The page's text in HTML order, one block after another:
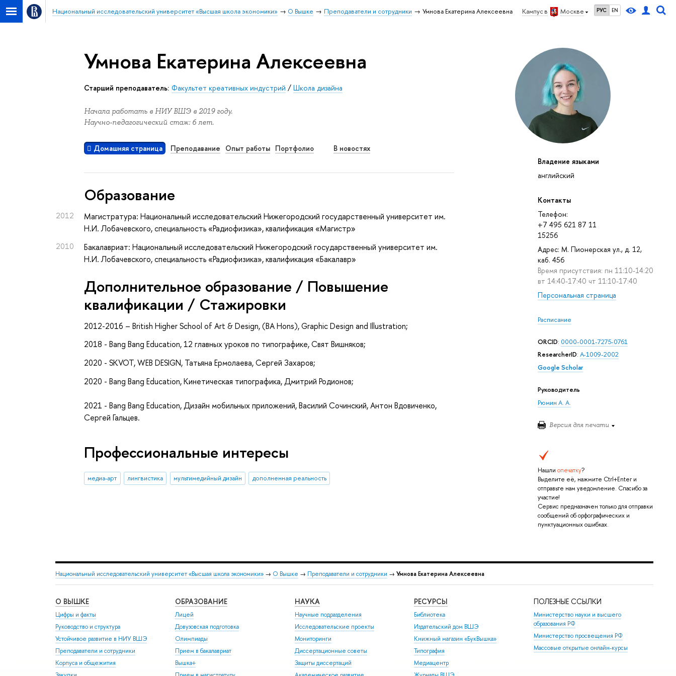
Кампус в Москве РУС EN
Национальный исследовательский университет «Высшая школа экономики» О Вышке Преподаватели и сотрудники Умнова Екатерина Алексеевна
Владение языками
английский
Контакты
Телефон:
+7 495 621 87 11
15256
Адрес: М. Пионерская ул., д. 12,
каб. 456
Время присутствия: пн 11:10-14:20
вт 14:40-17:40 чт 11:10-17:40
Персональная страница
Расписание
ORCID: 0000-0001-7275-0761
ResearcherID: A-1009-2002
Google Scholar
Руководитель
Рюмин А. А.
Версия для печати
Нашли опечатку?
Выделите её, нажмите Ctrl+Enter и
отправьте нам уведомление. Спасибо за
участие!
Сервис предназначен только для отправки
сообщений об орфографических и
пунктуационных ошибках.
Умнова Екатерина Алексеевна
Старший преподаватель: Факультет креативных индустрий /Школа дизайна
Начала работать в НИУ ВШЭ в 2019 году.
Научно-педагогический стаж: 6 лет.
Домашняя страница Преподавание Опыт работы Портфолио В новостях
Oбразование
2012
Магистратура: Национальный исследовательский Нижегородский государственный университет им.
Н.И. Лобачевского, специальность «Радиофизика», квалификация «Магистр»
2010
Бакалавриат: Национальный исследовательский Нижегородский государственный университет им.
Н.И. Лобачевского, специальность «Радиофизика», квалификация «Бакалавр»
Дополнительное образование / Повышение
квалификации / Стажировки
2012-2016 – British Higher School of Art & Design, (BA Hons), Graphic Design and Illustration;
2018 - Bang Bang Education, 12 главных уроков по типографике, Свят Вишняков;
2020 - SKVOT, WEB DESIGN, Татьяна Ермолаева, Сергей Захаров;
2020 - Bang Bang Education, Кинетическая типографика, Дмитрий Родионов;
2021 - Bang Bang Education, Дизайн мобильных приложений, Василий Сочинский, Антон Вдовиченко,
Сергей Гальцев.
Профессиональные интересы
медиа-арт лингвистика мультимедийный дизайн дополненная реальность
Национальный исследовательский университет «Высшая школа экономики» → О Вышке → Преподаватели и сотрудники → Умнова Екатерина Алексеевна
О ВЫШКЕ
Цифры и факты
Руководство и структура
Устойчивое развитие в НИУ ВШЭ
Преподаватели и сотрудники
Корпуса и общежития
ОБРАЗОВАНИЕ
Лицей
Довузовская подготовка
Олимпиады
Прием в бакалавриат
Вышка+
НАУКА
Научные подразделения
Исследовательские проекты
Мониторинги
Диссертационные советы
Защиты диссертаций
РЕСУРСЫ
Библиотека
Издательский дом ВШЭ
Книжный магазин «БукВышка»
Типография
Медиацентр
ПОЛЕЗНЫЕ ССЫЛКИ
Министерство науки и высшего
образования РФ
Министерство просвещения РФ
Массовые открытые онлайн-курсы